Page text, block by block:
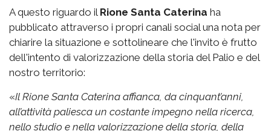
A questo riguardo il Rione Santa Caterina ha
pubblicato attraverso i propri canali social una nota per
chiarire la situazione e sottolineare che l'invito è frutto
dell'intento di valorizzazione della storia del Palio e del
nostro territorio:
«Il Rione Santa Caterina affianca, da cinquant’anni,
all’attività paliesca un costante impegno nella ricerca,
nello studio e nella valorizzazione della storia, della